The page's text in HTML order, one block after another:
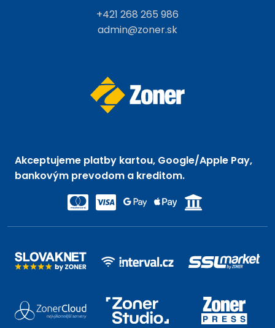
+421 268 265 986
admin@zoner.sk
Akceptujeme platby kartou, Google/Apple Pay,
bankovým prevodom a kreditom.